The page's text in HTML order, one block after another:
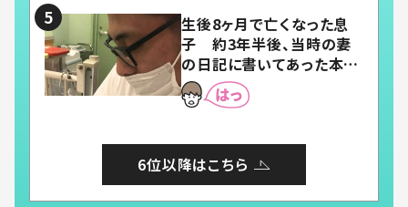
生後8ヶ月で亡くなった息
子 約3年半後、当時の妻
の日記に書いてあった本音
とは
6位以降はこちら